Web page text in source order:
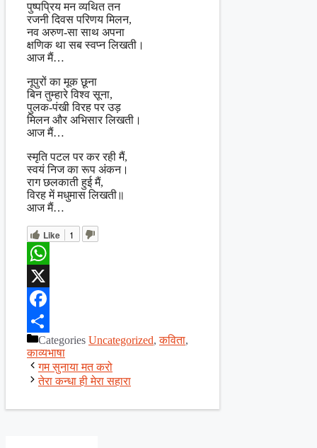
पुष्पप्रिय मन व्यथित तन
रजनी दिवस परिणय मिलन,
नव अरुण-सा साथ अपना
क्षणिक था सब स्वप्न लिखती।
आज मैं…
नूपुरों का मूक छूना
बिन तुम्हारे विश्व सूना,
पुलक-पंखी विरह पर उड़
मिलन और अभिसार लिखती।
आज मैं…
स्मृति पटल पर कर रही मैं,
स्वयं निज का रूप अंकन।
राग छलकाती हुई मैं,
विरह में मधुमास लिखती॥
आज मैं…
Like 1
WhatsApp
X
Facebook
ShareCategories Uncategorized,कविता,
काव्यभाषा
गम सुनाया मत करो
तेरा कन्धा ही मेरा सहारा